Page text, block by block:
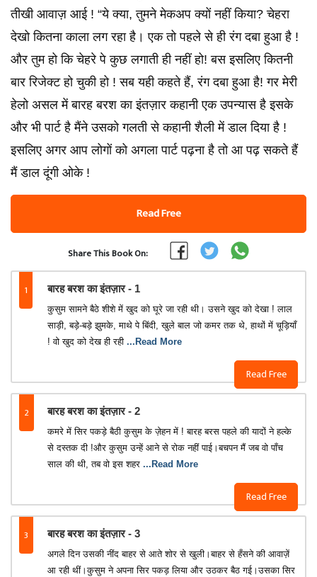
तीखी आवाज़ आई ! “ये क्या, तुमने मेकअप क्यों नहीं किया? चेहरा
देखो कितना काला लग रहा है। एक तो पहले से ही रंग दबा हुआ है !
और तुम हो कि चेहरे पे कुछ लगाती ही नहीं हो! बस इसलिए कितनी
बार रिजेक्ट हो चुकी हो ! सब यही कहते हैं, रंग दबा हुआ है! गर मेरी
हेलो असल में बारह बरश का इंतज़ार कहानी एक उपन्यास है इसके
और भी पार्ट है मैंने उसको गलती से कहानी शैली में डाल दिया है !
इसलिए अगर आप लोगों को अगला पार्ट पढ़ना है तो आ पढ़ सकते हैं
मैं डाल दूंगी ओके !
Read Free
Share This Book On:
1 बारह बरश का इंतज़ार - 1
Read Free
कुसुम सामने बैठे शीशे में खुद को घूरे जा रही थी। उसने खुद को देखा ! लाल
साड़ी, बड़े-बड़े झुमके, माथे पे बिंदी, खुले बाल जो कमर तक थे, हाथों में चूड़ियाँ
! वो खुद को देख ही रही ...Read More
2 बारह बरश का इंतज़ार - 2
Read Free
कमरे में सिर पकड़े बैठी कुसुम के ज़ेहन में ! बारह बरस पहले की यादों ने हल्के
से दस्तक दी !और कुसुम उन्हें आने से रोक नहीं पाई।बचपन मैं जब वो पाँच
साल की थी, तब वो इस शहर ...Read More
3 बारह बरश का इंतज़ार - 3
अगले दिन उसकी नींद बाहर से आते शोर से खुली।बाहर से हँसने की आवाज़ें
आ रही थीं।कुसुम ने अपना सिर पकड़ लिया और उठकर बैठ गई।उसका सिर